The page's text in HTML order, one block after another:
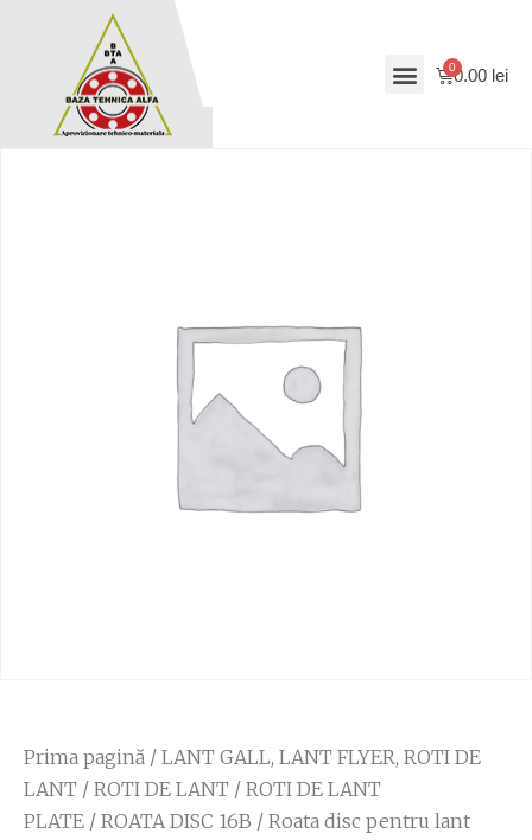
0.00 lei
Prima pagină / LANT GALL, LANT FLYER, ROTI DE
LANT / ROTI DE LANT / ROTI DE LANT
PLATE / ROATA DISC 16B / Roata disc pentru lant